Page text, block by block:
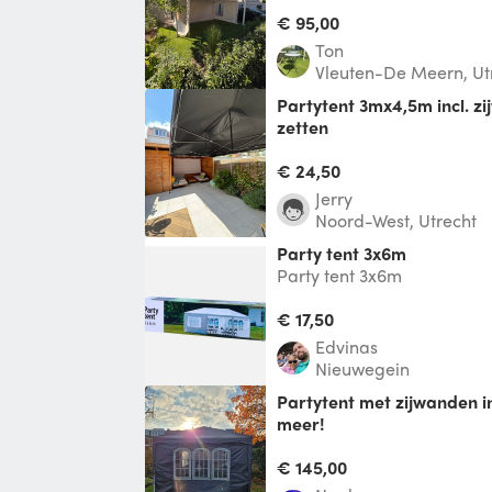
sterk kruislings geweven
€ 95,00
Ton
Vleuten-De Meern,
Partytent 3mx4,5m incl. zijwand - snel op te
zetten
zwart, inclusief zijwanden!
€ 24,50
Jerry
Noord-West, Utrecht
Party tent 3x6m
Party tent 3x6m
€ 17,50
Edvinas
Nieuwegein
Partytent met zijwanden incl sta tafels, boxen en
meer!
voorzien van UPF 50+
€ 145,00